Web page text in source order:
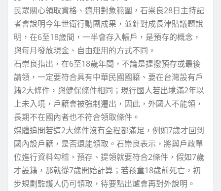
民眾關心領取資格、適用對象範圍，石崇良28日主持記
者會說明今年世衛行動團成果，並針對成長津貼議題說
明，在6至18歲間，一半會存入帳戶，是預存的概念，
與每月發放現金、自由運用的方式不同。
石崇良指出，在6至18歲年間，不論是提撥預存或最後
請領，一定要符合具有中華民國國籍、要在台灣設有戶
籍2大條件，與健保條件相同；現行國人若出境滿2年以
上未入境，戶籍會被強制遷出，因此，外國人不能領，
長期不在國內者也不符合領取條件。
媒體追問若這2大條件沒有全程都滿足，例如7歲才回到
國內設戶籍，是否還能領取。石崇良表示，將與戶政單
位進行資料勾稽，預存、提領就要符合2條件，假如7歲
才設籍，那就從7歲開始計算；若孩童18歲前死亡，初
步規劃監護人仍可領取，待要點出爐會再對外說明。